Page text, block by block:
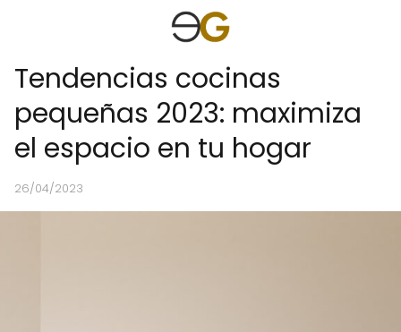
Tendencias cocinas
pequeñas 2023: maximiza
el espacio en tu hogar
26/04/2023